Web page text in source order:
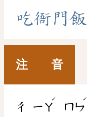
吃衙門飯
注 音
ㄔ ㄧㄚ
ˊ
ㄇㄣ
ˊ